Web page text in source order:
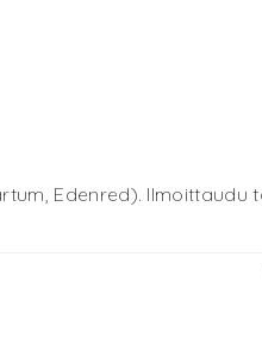
Edenred). Ilmoittaudu